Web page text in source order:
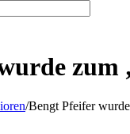
zum
/Bengt Pfeifer